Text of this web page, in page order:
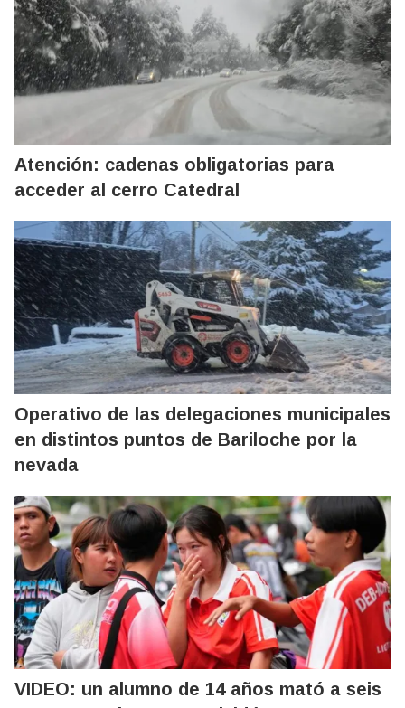
Atención: cadenas obligatorias para
acceder al cerro Catedral
Operativo de las delegaciones municipales
en distintos puntos de Bariloche por la
nevada
VIDEO: un alumno de 14 años mató a seis